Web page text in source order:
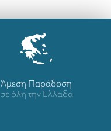
Άμεση Παράδοση
σε όλη την Ελλάδα